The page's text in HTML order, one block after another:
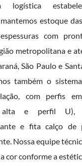
logística
estoque
com
metropolitana e
São Paulo e
também o
com perfis
alta e perfil U),
e fita calço de
Nossa equipe
cor conforme a